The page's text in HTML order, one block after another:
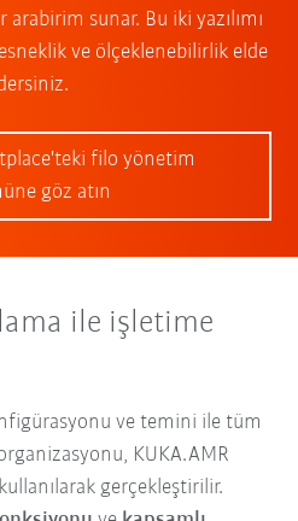
arabirim sunar. Bu iki yazılımı
ve ölçeklenebilirlik elde
filo yönetim
göz atın
ile işletime
ve temini ile tüm
KUKA.AMR
gerçekleştirilir.